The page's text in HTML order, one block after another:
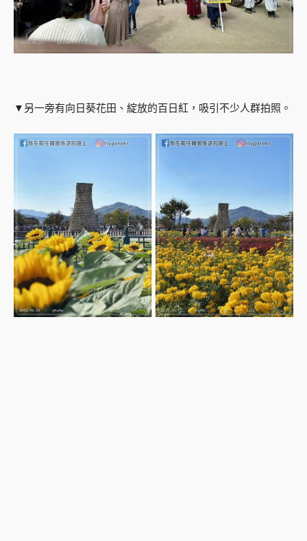
▼另一旁有向日葵花田、綻放的百日紅，吸引不少人群拍照。